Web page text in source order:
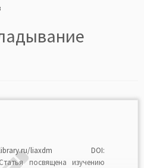
liaxdm DOI:
Статья посвящена изучению